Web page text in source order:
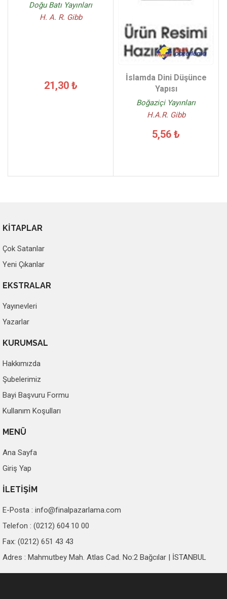
Doğu Batı Yayınları
H. A. R. Gibb
21,30 ₺
İslamda Dini Düşünce
Yapısı
Boğaziçi Yayınları
H.A.R. Gibb
5,56 ₺
KİTAPLAR
Çok Satanlar
Yeni Çıkanlar
EKSTRALAR
Yayınevleri
Yazarlar
KURUMSAL
Hakkımızda
Şubelerimiz
Bayi Başvuru Formu
Kullanım Koşulları
MENÜ
Ana Sayfa
Giriş Yap
İLETİŞİM
E-Posta : info@finalpazarlama.com
Telefon : (0212) 604 10 00
Fax: (0212) 651 43 43
Adres : Mahmutbey Mah. Atlas Cad. No:2 Bağcılar | İSTANBUL